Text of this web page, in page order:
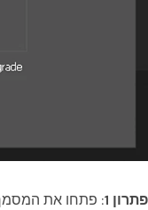
פתרון 1